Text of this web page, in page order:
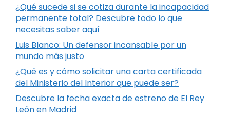
¿Qué sucede si se cotiza durante la incapacidad
permanente total? Descubre todo lo que
necesitas saber aquí
Luis Blanco: Un defensor incansable por un
mundo más justo
¿Qué es y cómo solicitar una carta certificada
del Ministerio del Interior que puede ser?
Descubre la fecha exacta de estreno de El Rey
León en Madrid